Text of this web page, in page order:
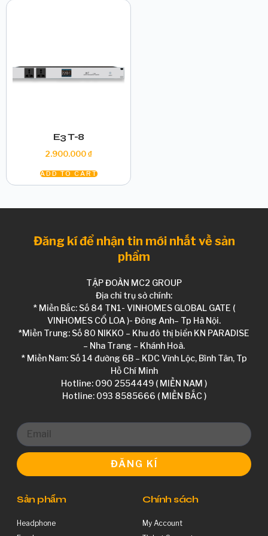
E3 T-8
2.900.000₫
ADD TO CART
Đăng kí để nhận tin mới nhất về sản
phẩm
TẬP ĐOÀN MC2 GROUP
Địa chỉ trụ sở chính:
* Miền Bắc: Số 84 TN1- VINHOMES GLOBAL GATE (
VINHOMES CỔ LOA )- Đông Anh– Tp Hà Nội.
*Miền Trung: Số 80 NIKKO – Khu đô thị biển KN PARADISE
– Nha Trang – Khánh Hoà.
* Miền Nam: Số 14 đường 6B – KDC Vĩnh Lộc, Bình Tân, Tp
Hồ Chí Minh
Hotline: 090 2554449 ( MIỀN NAM )
Hotline: 093 8585666 ( MIỀN BẮC )
ĐĂNG KÍ
Sản phẩm
Headphone
Chính sách
My Account